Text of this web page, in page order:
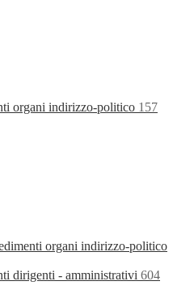
organi indirizzo-politico 157
organi indirizzo-politico
dirigenti - amministrativi 604